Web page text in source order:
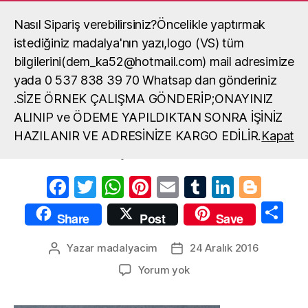
Nasıl Sipariş verebilirsiniz?Öncelikle yaptırmak
istediğiniz madalya'nın yazı,logo (VS) tüm
bilgilerini(dem_ka52@hotmail.com) mail adresimize
yada 0 537 838 39 70 Whatsap dan gönderiniz
.SİZE ÖRNEK ÇALIŞMA GÖNDERİP;ONAYINIZ
ALINIP ve ÖDEME YAPILDIKTAN SONRA İŞİNİZ
HAZILANIR VE ADRESİNİZE KARGO EDİLİR.Kapat
Madalya, madalya yaptırma, okul
madalya örneği
yaka isimlik
F
a
c
e
T
w
itt
er
W
h
at
s
A
Pi
nt
er
e
st
E
m
ail
T
u
m
bl
Li
n
k
e
o
g
Share Post Save
Yazının
Yazar madalyacim
Yazı
tarihi
24 Aralık 2016
Yorum yokyaka